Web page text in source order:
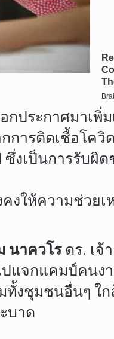
ประกาศมาเพิ่
ารติดเชื้อโควิ
ซึ่งเป็นการรับ
งให้ความช่วย
นาควโรดร. เจ้
แจกแคมป์คนง
ชุมชนอื่นๆ ใก
บาด